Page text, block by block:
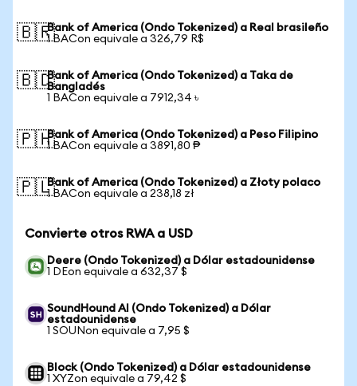
🇧🇷Bank of America (Ondo Tokenized) a Real brasileño
1 BACon equivale a 326,79 R$
🇧🇩Bank of America (Ondo Tokenized) a Taka de
Bangladés
1 BACon equivale a 7912,34 ৳
🇵🇭Bank of America (Ondo Tokenized) a Peso Filipino
1 BACon equivale a 3891,80 ₱
🇵🇱Bank of America (Ondo Tokenized) a Złoty polaco
1 BACon equivale a 238,18 zł
Convierte otros RWA a USD
Deere (Ondo Tokenized) a Dólar estadounidense
1 DEon equivale a 632,37 $
SoundHound AI (Ondo Tokenized) a Dólar
estadounidense
1 SOUNon equivale a 7,95 $
Block (Ondo Tokenized) a Dólar estadounidense
1 XYZon equivale a 79,42 $